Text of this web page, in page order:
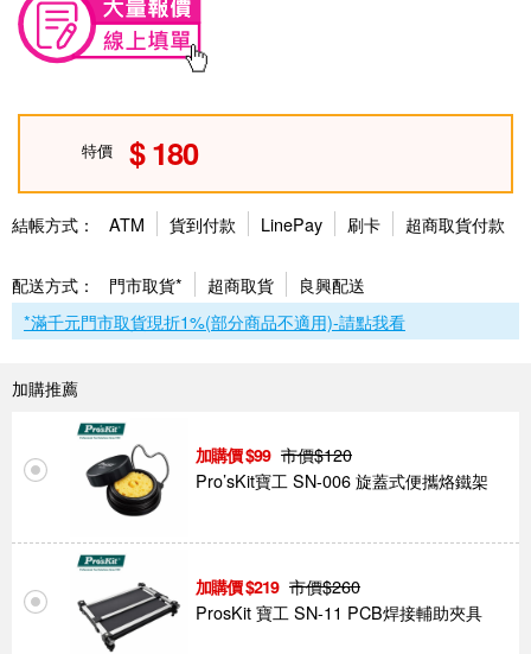
特價 180
結帳方式： ATM 貨到付款 LinePay 刷卡 超商取貨付款
配送方式： 門市取貨* 超商取貨
良興配送
*滿千元門市取貨現折1%(部分商品不適用)-請點我看
加購推薦
99 市價$120
Pro’sKit寶工 SN-006 旋蓋式便攜烙鐵架
219 市價$260
ProsKit 寶工 SN-11 PCB焊接輔助夾具